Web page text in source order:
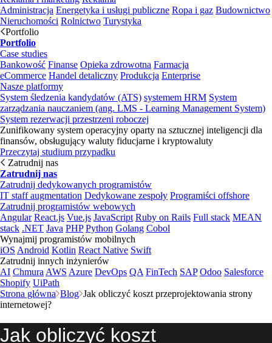
Administracja Energetyka i usługi publiczne Ropa i gaz Budownictwo
Nieruchomości Rolnictwo Turystyka
Portfolio
Portfolio
Case studies
Bankowość Finanse Opieka zdrowotna Farmacja
eCommerce Handel detaliczny Produkcja Enterprise
Nasze platformy
System śledzenia kandydatów (ATS) systemem HRM System
zarządzania nauczaniem (ang. LMS - Learning Management System)
System rezerwacji przestrzeni roboczej
Zunifikowany system operacyjny oparty na sztucznej inteligencji dla
finansów, obsługujący waluty fiducjarne i kryptowaluty
Przeczytaj studium przypadku
Zatrudnij nas
Zatrudnij nas
Zatrudnij dedykowanych programistów
IT staff augmentation Dedykowane zespoły Programiści offshore
Zatrudnij programistów webowych
Angular React.js Vue.js JavaScript Ruby on Rails Full stack MEAN
stack .NET Java PHP Python Golang Cobol
Wynajmij programistów mobilnych
iOS Android Kotlin React Native Swift
Zatrudnij innych inżynierów
AI Chmura AWS Azure DevOps QA FinTech SAP Odoo Salesforce
Shopify UiPath
Strona główna Blog Jak obliczyć koszt przeprojektowania strony
internetowej?
Jak obliczyć koszt